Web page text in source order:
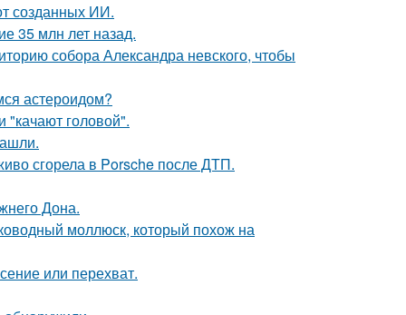
созданных ИИ.
35 млн лет назад.
собора Александра невского, чтобы
астероидом?
головой".
сгорела в Porsche после ДТП.
Дона.
моллюск, который похож на
или перехват.